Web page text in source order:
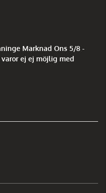
Marknad Ons 5/8 -
ej ej möjlig med